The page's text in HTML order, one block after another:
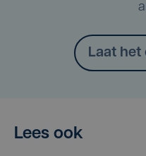
Laat het
Lees ook